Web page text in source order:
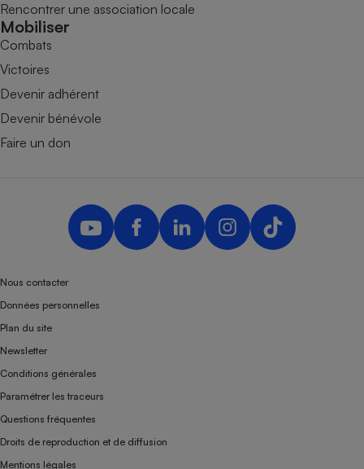
Rencontrer une association locale
Mobiliser
Combats
Victoires
Devenir adhérent
Devenir bénévole
Faire un don
Nous contacter
Données personnelles
Plan du site
Newsletter
Conditions générales
Paramétrer les traceurs
Questions fréquentes
Droits de reproduction et de diffusion
Mentions légales